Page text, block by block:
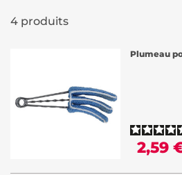
gamme complète d'accessoires en stock,
imbattables, répondant à toutes vos
essentiels à la bonne tenue de vos
proposons une variété d'accessoires de
compétitifs. Que vous cherchiez des
remplacement, ou d'autres éléments
notre sélection complète a tout ce dont
Explorez notre gamme d'accessoires
4 produits
Plumeau
2,59